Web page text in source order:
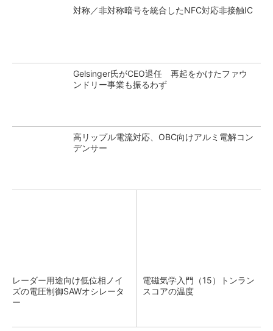
対称／非対称暗号を統合したNFC対応非接触IC
Gelsinger氏がCEO退任 再起をかけたファウ
ンドリー事業も振るわず
高リップル電流対応、OBC向けアルミ電解コン
デンサー
レーダー用途向け低位相ノイ
ズの電圧制御SAWオシレータ
ー
電磁気学入門（15）トンラン
スコアの温度